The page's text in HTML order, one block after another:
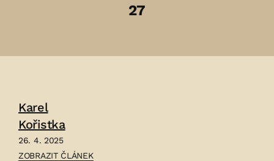
27
Karel
Kořistka
26. 4. 2025
ČLÁNEK:
ZOBRAZIT ČLÁNEK